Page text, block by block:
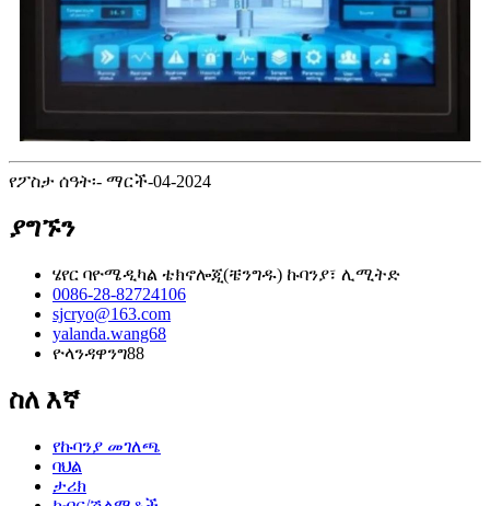
የፖስታ ሰዓት፡- ማርች-04-2024
ያግኙን
ሄየር ባዮሜዲካል ቴክኖሎጂ(ቼንግዱ) ኩባንያ፣ ሊሚትድ
0086-28-82724106
sjcryo@163.com
yalanda.wang68
ዮላንዳዋንግ88
ስለ እኛ
የኩባንያ መገለጫ
ባህል
ታሪክ